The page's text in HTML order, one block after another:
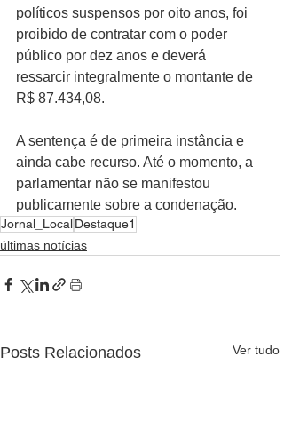
políticos suspensos por oito anos, foi
proibido de contratar com o poder
público por dez anos e deverá
ressarcir integralmente o montante de
R$ 87.434,08.
A sentença é de primeira instância e
ainda cabe recurso. Até o momento, a
parlamentar não se manifestou
publicamente sobre a condenação.
Jornal_LocalDestaque1
últimas notícias
Posts Relacionados Ver tudo